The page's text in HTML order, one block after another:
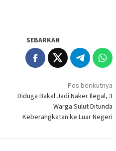
SEBARKAN
Pos berikutnya
Diduga Bakal Jadi Naker Ilegal, 3
Warga Sulut Ditunda
Keberangkatan ke Luar Negeri